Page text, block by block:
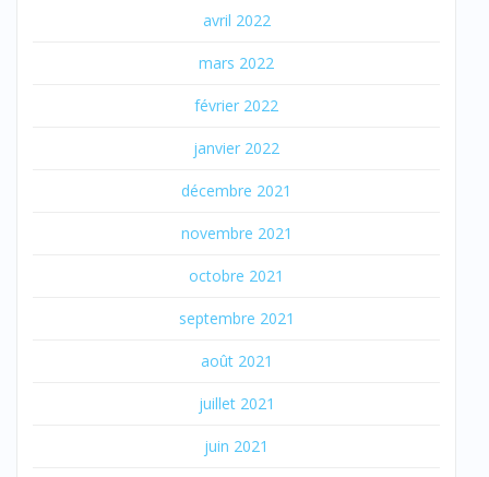
avril 2022
mars 2022
février 2022
janvier 2022
décembre 2021
novembre 2021
octobre 2021
septembre 2021
août 2021
juillet 2021
juin 2021